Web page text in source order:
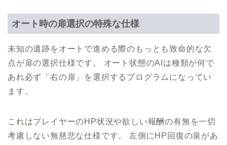
オート時の扉選択の特殊な仕様
未知の遺跡をオートで進める際のもっとも致命的な欠
点が扉の選択仕様です。 オート状態のAIは種類が何で
あれ必ず「右の扉」を選択するプログラムになってい
ます。
これはプレイヤーのHP状況や欲しい報酬の有無を一切
考慮しない無慈悲な仕様です。 左側にHP回復の泉があ